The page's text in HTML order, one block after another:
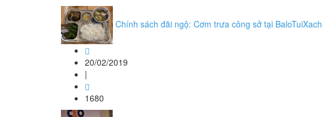
Chính sách đãi ngộ: Cơm trưa công sở tại BaloTuiXach
20/02/2019
|
1680